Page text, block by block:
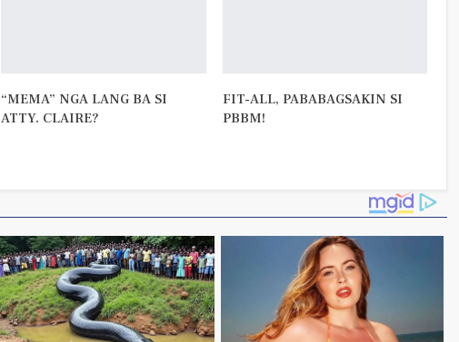
“MEMA” NGA LANG BA SI
ATTY. CLAIRE?
FIT-ALL, PABABAGSAKIN SI
PBBM!